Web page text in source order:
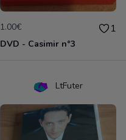
1.00€ 1
DVD - Casimir n°3
LtFuter